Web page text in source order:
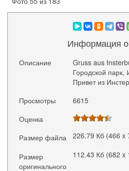
Информация
Описание
Gruss aus
Городской парк,
Привет из
Просмотры
6615
Оценка
Размер файла
226.79 Кб (466 x
Размер
оригинального
112.43 Кб (682 x